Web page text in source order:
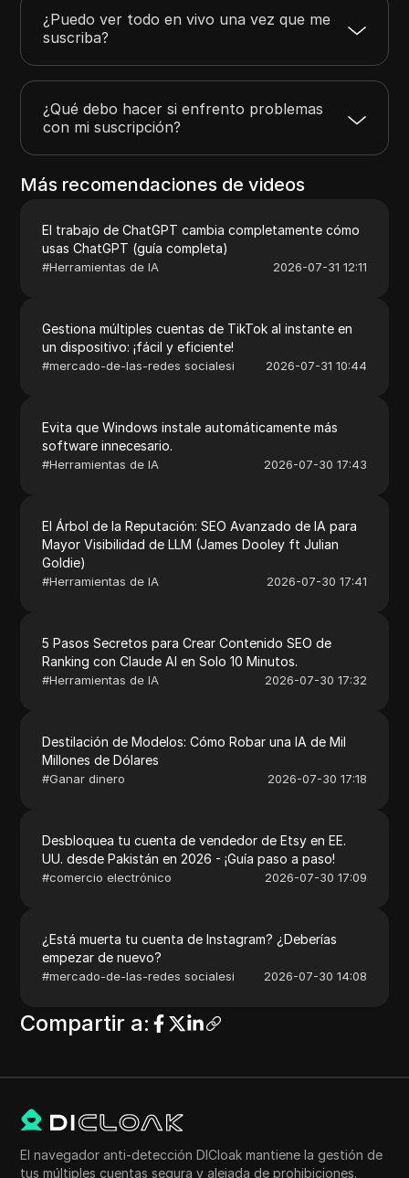
¿Puedo ver todo en vivo una vez que me
suscriba?
¿Qué debo hacer si enfrento problemas
con mi suscripción?
Más recomendaciones de videos
El trabajo de ChatGPT cambia completamente cómo
usas ChatGPT (guía completa)
#Herramientas de IA 2026-07-31 12:11
Gestiona múltiples cuentas de TikTok al instante en
un dispositivo: ¡fácil y eficiente!
#mercado-de-las-redes socialesi 2026-07-31 10:44
Evita que Windows instale automáticamente más
software innecesario.
#Herramientas de IA 2026-07-30 17:43
El Árbol de la Reputación: SEO Avanzado de IA para
Mayor Visibilidad de LLM (James Dooley ft Julian
Goldie)
#Herramientas de IA 2026-07-30 17:41
5 Pasos Secretos para Crear Contenido SEO de
Ranking con Claude AI en Solo 10 Minutos.
#Herramientas de IA 2026-07-30 17:32
Destilación de Modelos: Cómo Robar una IA de Mil
Millones de Dólares
#Ganar dinero 2026-07-30 17:18
Desbloquea tu cuenta de vendedor de Etsy en EE.
UU. desde Pakistán en 2026 - ¡Guía paso a paso!
#comercio electrónico 2026-07-30 17:09
¿Está muerta tu cuenta de Instagram? ¿Deberías
empezar de nuevo?
#mercado-de-las-redes socialesi 2026-07-30 14:08
Compartir a:
El navegador anti-detección DICloak mantiene la gestión de
tus múltiples cuentas segura y alejada de prohibiciones.